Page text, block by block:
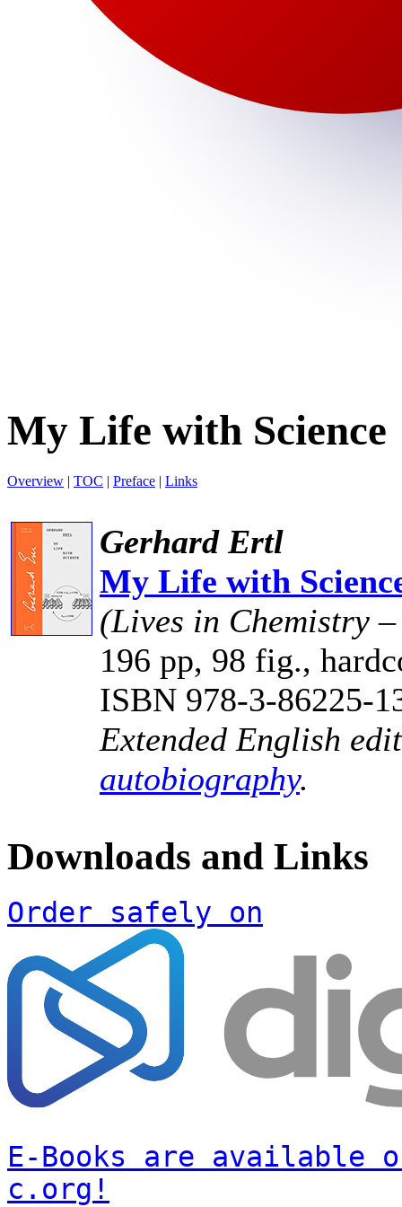
My Life with Science
Overview | TOC | Preface | Links
Gerhard Ertl
My Life with
(Lives in Chemistry
196 pp, 98 fig.,
ISBN 978-3-86225-
Extended English
autobiography.
Downloads and Links
Order safely on
E-Books are
c.org!